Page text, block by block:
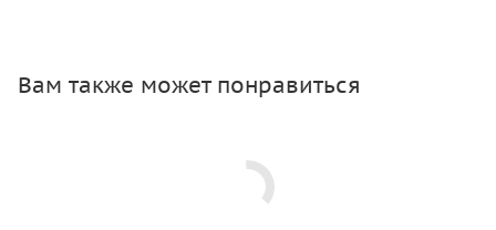
Вам также может понравиться